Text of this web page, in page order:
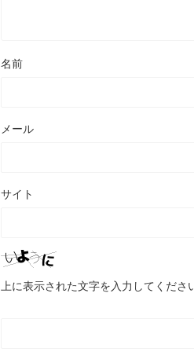
名前
メール
サイト
上に表示された文字を入力してくださ